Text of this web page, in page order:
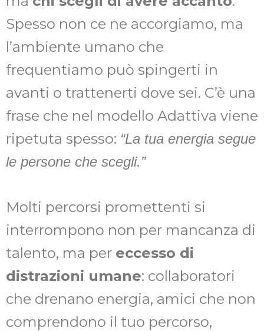
Spesso non ce ne accorgiamo, ma
l’ambiente umano che
frequentiamo può spingerti in
avanti o trattenerti dove sei. C’è una
frase che nel modello Adattiva viene
ripetuta spesso: “La tua energia segue
le persone che scegli.”
Molti percorsi promettenti si
interrompono non per mancanza di
talento, ma per eccesso di
distrazioni umane: collaboratori
che drenano energia, amici che non
comprendono il tuo percorso,